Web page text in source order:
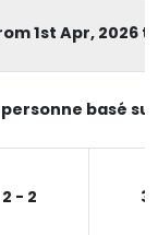
1st Apr, 2026
personne basé
2 - 2 3